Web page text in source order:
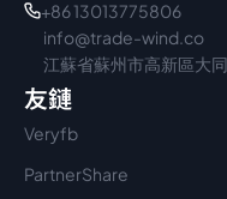
+86 13013775806
info@trade-wind.co
江蘇省蘇州市高新區大
友鏈
Veryfb
PartnerShare